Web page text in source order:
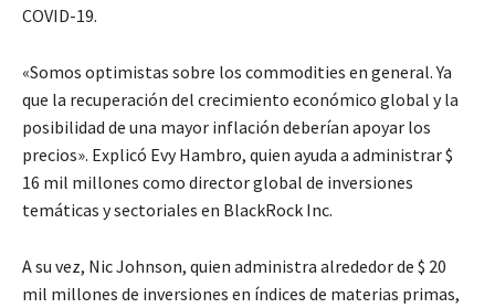
COVID-19.
«Somos optimistas sobre los commodities en general. Ya
que la recuperación del crecimiento económico global y la
posibilidad de una mayor inflación deberían apoyar los
precios». Explicó Evy Hambro, quien ayuda a administrar $
16 mil millones como director global de inversiones
temáticas y sectoriales en BlackRock Inc.
A su vez, Nic Johnson, quien administra alrededor de $ 20
mil millones de inversiones en índices de materias primas,